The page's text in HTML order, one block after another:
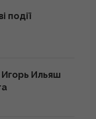
події
Ильяш